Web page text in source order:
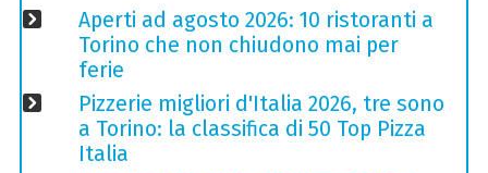
Aperti ad agosto 2026: 10 ristoranti a
Torino che non chiudono mai per
ferie
Pizzerie migliori d'Italia 2026, tre sono
a Torino: la classifica di 50 Top Pizza
Italia